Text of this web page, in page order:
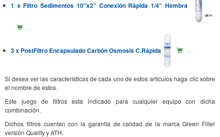
1 x Filtro Sedimentos 10"x2" Conexión Rápida 1/4" Hembra
.
3 x PostFiltro Encapsulado Carbón Osmosis C.Rápida .
Si desea ver las características de cada uno de estos artículos haga clic sobre
el nombre de estos.
Este juego de filtros esta indicado para cualquier equipo con dicha
combinación.
Dichos filtros cuentan con la garantía de calidad de la marca Green Filter
versión Quality y ATH.